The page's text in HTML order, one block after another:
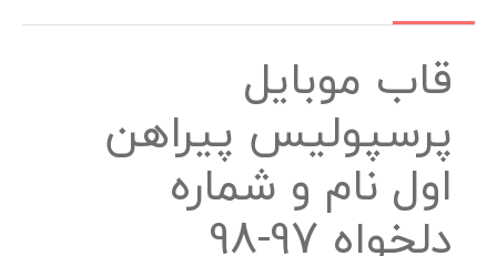
قاب موبایل
پرسپولیس پیراهن
اول نام و شماره
دلخواه 97-98